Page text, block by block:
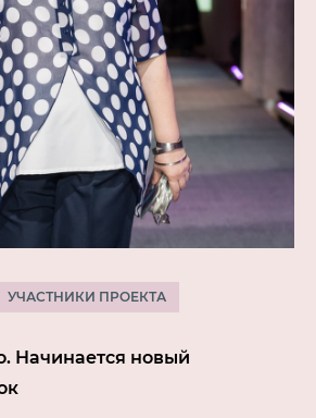
УЧАСТНИКИ ПРОЕКТА
Начинается новый